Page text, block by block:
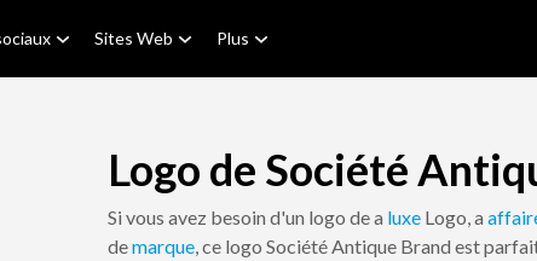
Sites Web Plus
Logo de Société
Si vous avez besoin d'un logo de a luxe Logo, a
demarque, ce logo Société Antique Brand est